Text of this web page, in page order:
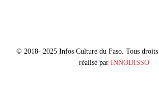
© 2018- 2025 Infos Culture du Faso. Tous droits
réalisé par INNODISSO